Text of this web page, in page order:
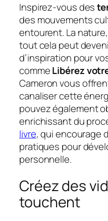
Inspirez-vous des
des mouvements
entourent. La
tout cela peut
d’inspiration pour
commeLibérez
Cameron vous
canaliser cette
pouvez également
enrichissant du
livre, qui encourage
pratiques pour
personnelle.
Créez des
touchent